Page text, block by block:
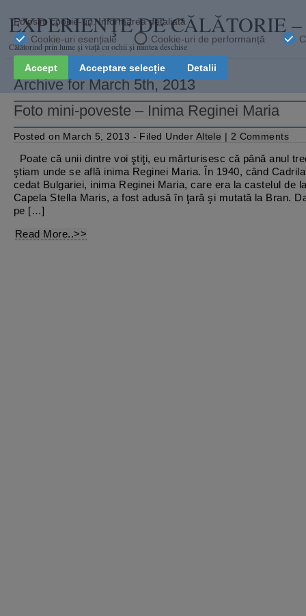
EXPERIENŢE DE CĂLĂTORIE
Călătorind prin lume şi viaţă cu ochii și mintea deschise
Archive for March 5th, 2013
Foto mini-poveste – Inima Reginei Maria
Posted on March 5, 2013 - Filed Under Altele | 2 Comments
Poate că unii dintre voi ştiţi, eu mărturisesc că până anul
ştiam unde se află inima Reginei Maria. În 1940, când
cedat Bulgariei, inima Reginei Maria, care era la castelul de
Capela Stella Maris, a fost adusă în ţară şi mutată la Bran.
pe […]
Read More..>>